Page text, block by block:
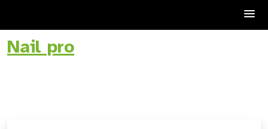
Skip
toNail pro